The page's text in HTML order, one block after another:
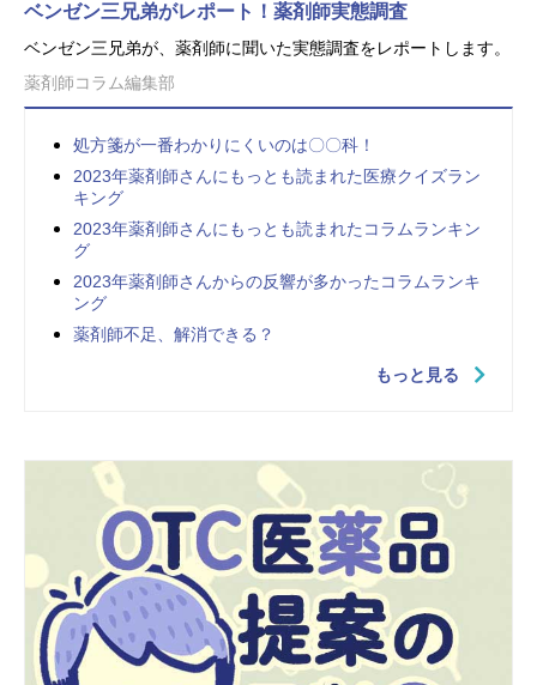
ベンゼン三兄弟がレポート！薬剤師実態調査
ベンゼン三兄弟が、薬剤師に聞いた実態調査をレポートします。
薬剤師コラム編集部
処方箋が一番わかりにくいのは〇〇科！
2023年薬剤師さんにもっとも読まれた医療クイズラン
キング
2023年薬剤師さんにもっとも読まれたコラムランキン
グ
2023年薬剤師さんからの反響が多かったコラムランキ
ング
薬剤師不足、解消できる？
もっと見る